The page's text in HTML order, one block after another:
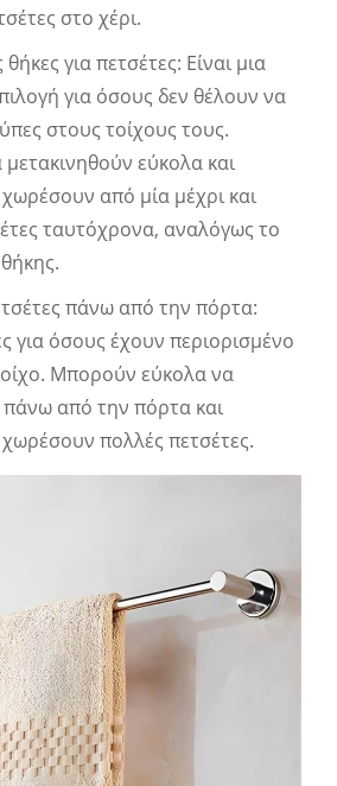
στο χέρι.
για πετσέτες: Είναι μια
για όσους δεν θέλουν να
στους τοίχους τους.
εύκολα και
από μία μέχρι και
ταυτόχρονα, αναλόγως το
πάνω από την πόρτα:
για όσους έχουν περιορισμένο
Μπορούν εύκολα να
από την πόρτα και
πολλές πετσέτες.